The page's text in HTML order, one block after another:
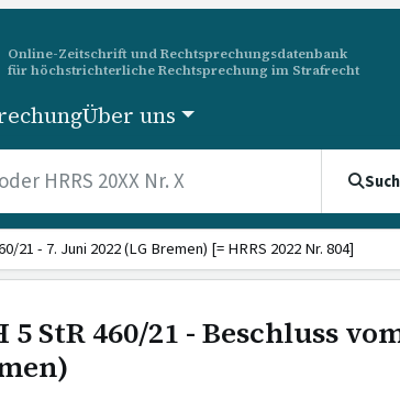
Online-Zeitschrift und Rechtsprechungsdatenbank
für höchstrichterliche Rechtsprechung im Strafrecht
Über uns
21 - 7. Juni 2022 (LG Bremen) [= HRRS 2022 Nr. 804]
5 StR 460/21 - Beschluss